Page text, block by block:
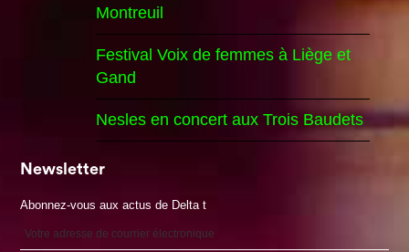
Montreuil
Festival Voix de femmes à Liège et
Gand
Nesles en concert aux Trois Baudets
Newsletter
Abonnez-vous aux actus de Delta t